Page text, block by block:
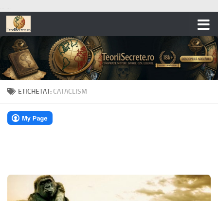
... ...
Skip to content
ETICHETAT: CATACLISM